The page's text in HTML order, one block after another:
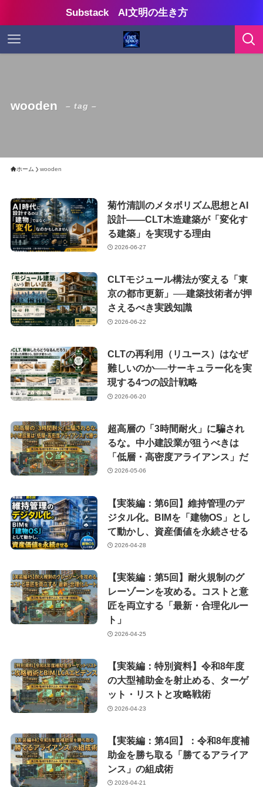
Substack AI文明の生き方
wooden – tag –
ホーム wooden
菊竹清訓のメタボリズム思想とAI
設計——CLT木造建築が「変化す
る建築」を実現する理由
2026-06-27
CLTモジュール構法が変える「東
京の都市更新」──建築技術者が押
さえるべき実践知識
2026-06-22
CLTの再利用（リユース）はなぜ
難しいのか──サーキュラー化を実
現する4つの設計戦略
2026-06-20
超高層の「3時間耐火」に騙され
るな。中小建設業が狙うべきは
「低層・高密度アライアンス」だ
2026-05-06
【実装編：第6回】維持管理のデ
ジタル化。BIMを「建物OS」とし
て動かし、資産価値を永続させる
2026-04-28
【実装編：第5回】耐火規制のグ
レーゾーンを攻める。コストと意
匠を両立する「最新・合理化ルー
ト」
2026-04-25
【実装編：特別資料】令和8年度
の大型補助金を射止める、ターゲ
ット・リストと攻略戦術
2026-04-23
【実装編：第4回】：令和8年度補
助金を勝ち取る「勝てるアライア
ンス」の組成術
2026-04-21